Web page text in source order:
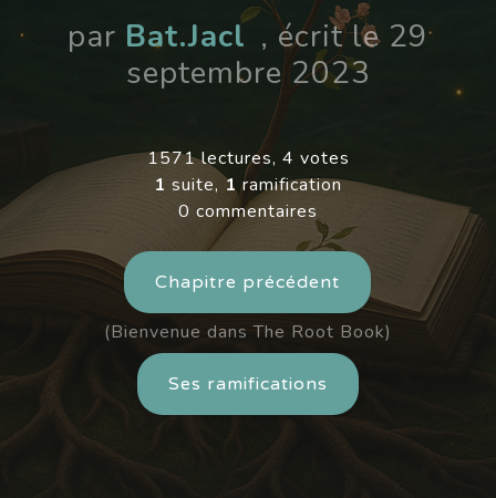
par Bat.Jacl , écrit le 29
septembre 2023
1571 lectures, 4 votes
1 suite,1 ramification
0 commentaires
Chapitre précédent
(Bienvenue dans The Root Book)
Ses ramifications